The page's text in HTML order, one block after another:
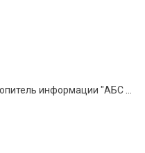
Портативный твердотельный накопитель информации "АБС ESSD"